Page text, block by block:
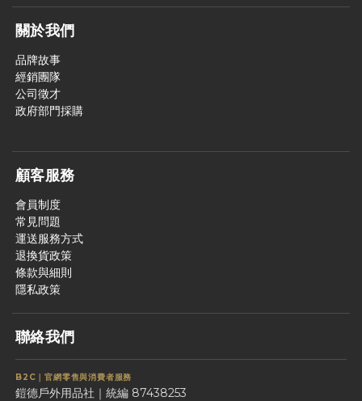
關於我們
品牌故事
經銷團隊
公司徵才
政府部門採購
顧客服務
會員制度
常見問題
運送服務方式
退換貨政策
條款與細則
隱私政策
聯絡我們
B2C｜官網零售與消費者服務
鎧德戶外用品社｜統編 87438253